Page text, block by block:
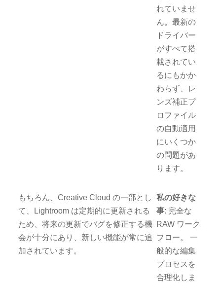
れていませ
ん。最新の
ドライバー
がすべて搭
載されてい
るにもかか
わらず、レ
ンズ補正プ
ロファイル
の自動適用
にいくつか
の問題があ
ります。
もちろん、Creative Cloud の一部とし
て、Lightroom は定期的に更新される
ため、将来の更新でバグを修正する機
会が十分にあり、新しい機能が常に追
加されています。
私の好きな
事: 完全な
RAW ワーク
フロー。 一
般的な編集
プロセスを
合理化しま